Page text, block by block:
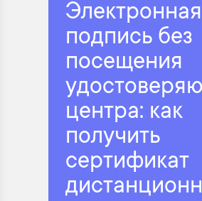
Электронная
подпись без
посещения
центра: как
получить
сертификат